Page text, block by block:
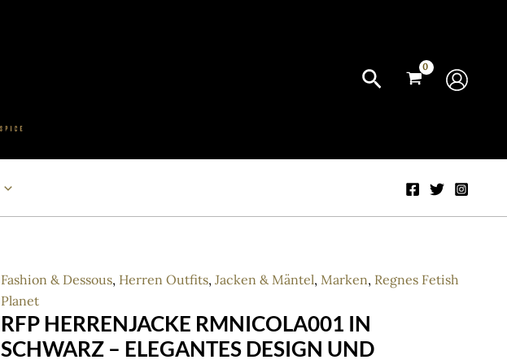
Fashion & Dessous, Herren Outfits, Jacken & Mäntel, Marken, Regnes Fetish
Planet
RFP HERRENJACKE RMNICOLA001 IN
SCHWARZ – ELEGANTES DESIGN UND